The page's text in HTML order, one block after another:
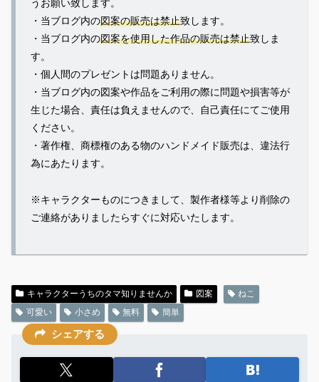
うお願い致します。
・当ブログ内の図案の販売は禁止致します。
・当ブログ内の図案を使用した作品の販売は禁止致しま
す。
・個人間のプレゼントは問題ありません。
・当ブログ内の図案や作品をご利用の際に問題や損害等が
生じた場合、責任は負えませんので、自己責任にてご使用
ください。
・著作権、商標権のある物のハンドメイド販売は、違法行
為にあたります。
※キャラクターものにつきまして、製作者様等より削除の
ご連絡がありましたらすぐに対応いたします。
キャラクターうちのタマ知りませんか 図案
ねこ
可愛い
小さめ 無料 簡単
シェアする